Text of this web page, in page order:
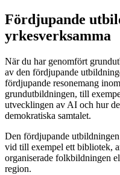
Fördjupande
yrkesverksamma
När du har genomfört
av den fördjupande
fördjupande resonemang
grundutbildningen, till
utvecklingen av AI och hur
demokratiska samtalet.
Den fördjupande
vid till exempel ett bibliotek,
organiserade folkbildningen
region.